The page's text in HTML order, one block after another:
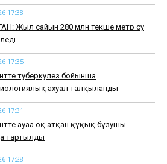
17:38
Жыл сайын 280 млн текше метр су
17:35
туберкулез бойынша
ахуал талқыланды
17:31
ауаға оқ атқан құқық бұзушы
тартылды
17:28